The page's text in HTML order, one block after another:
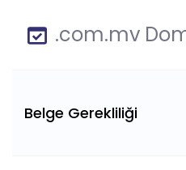
.com.mv
Belge Gerekliliği